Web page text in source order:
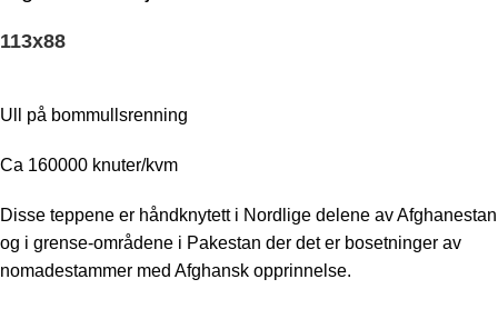
113x88
Ull på bommullsrenning
Ca 160000 knuter/kvm
Disse teppene er håndknytett i Nordlige delene av Afghanestan
og i grense-områdene i Pakestan der det er bosetninger av
nomadestammer med Afghansk opprinnelse.